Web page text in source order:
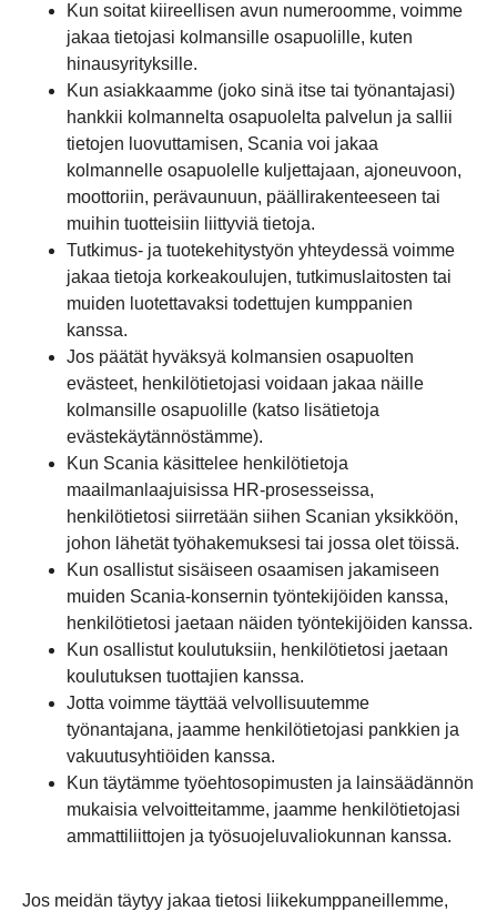
Kun soitat kiireellisen avun numeroomme, voimme
jakaa tietojasi kolmansille osapuolille, kuten
hinausyrityksille.
Kun asiakkaamme (joko sinä itse tai työnantajasi)
hankkii kolmannelta osapuolelta palvelun ja sallii
tietojen luovuttamisen, Scania voi jakaa
kolmannelle osapuolelle kuljettajaan, ajoneuvoon,
moottoriin, perävaunuun, päällirakenteeseen tai
muihin tuotteisiin liittyviä tietoja.
Tutkimus- ja tuotekehitystyön yhteydessä voimme
jakaa tietoja korkeakoulujen, tutkimuslaitosten tai
muiden luotettavaksi todettujen kumppanien
kanssa.
Jos päätät hyväksyä kolmansien osapuolten
evästeet, henkilötietojasi voidaan jakaa näille
kolmansille osapuolille (katso lisätietoja
evästekäytännöstämme).
Kun Scania käsittelee henkilötietoja
maailmanlaajuisissa HR-prosesseissa,
henkilötietosi siirretään siihen Scanian yksikköön,
johon lähetät työhakemuksesi tai jossa olet töissä.
Kun osallistut sisäiseen osaamisen jakamiseen
muiden Scania-konsernin työntekijöiden kanssa,
henkilötietosi jaetaan näiden työntekijöiden kanssa.
Kun osallistut koulutuksiin, henkilötietosi jaetaan
koulutuksen tuottajien kanssa.
Jotta voimme täyttää velvollisuutemme
työnantajana, jaamme henkilötietojasi pankkien ja
vakuutusyhtiöiden kanssa.
Kun täytämme työehtosopimusten ja lainsäädännön
mukaisia velvoitteitamme, jaamme henkilötietojasi
ammattiliittojen ja työsuojeluvaliokunnan kanssa.
Jos meidän täytyy jakaa tietosi liikekumppaneillemme,